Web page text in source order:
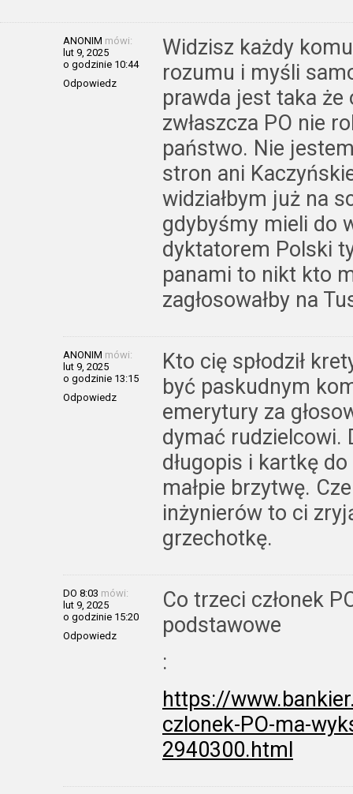
ANONIM mówi:
lut 9, 2025
o godzinie 10:44
Odpowiedz
Widzisz każdy
rozumu i myśli
prawda jest taka że
zwłaszcza PO nie
państwo. Nie
stron ani
widziałbym już na
gdybyśmy mieli do
dyktatorem Polski
panami to nikt kto
zagłosowałby na
ANONIM mówi:
lut 9, 2025
o godzinie 13:15
Odpowiedz
Kto cię spłodził
być paskudnym
emerytury za
dymać rudzielcowi.
długopis i kartkę
małpie brzytwę.
inżynierów to ci
grzechotkę.
DO 8:03 mówi:
lut 9, 2025
o godzinie 15:20
Odpowiedz
Co trzeci członek
podstawowe
:
https://
czlonek-PO-ma-
2940300.html